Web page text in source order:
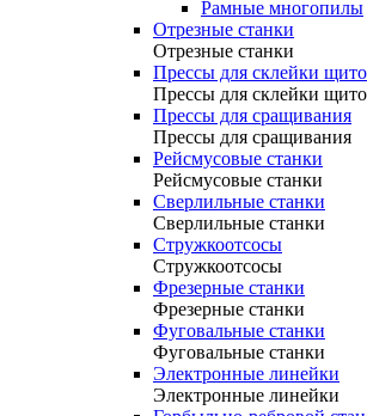
Рамные многопилы
Отрезные станки
Отрезные станки
Прессы для склейки
Прессы для склейки
Прессы для сращивания
Прессы для сращивания
Рейсмусовые станки
Рейсмусовые станки
Сверлильные станки
Сверлильные станки
Стружкоотсосы
Стружкоотсосы
Фрезерные станки
Фрезерные станки
Фуговальные станки
Фуговальные станки
Электронные линейки
Электронные линейки